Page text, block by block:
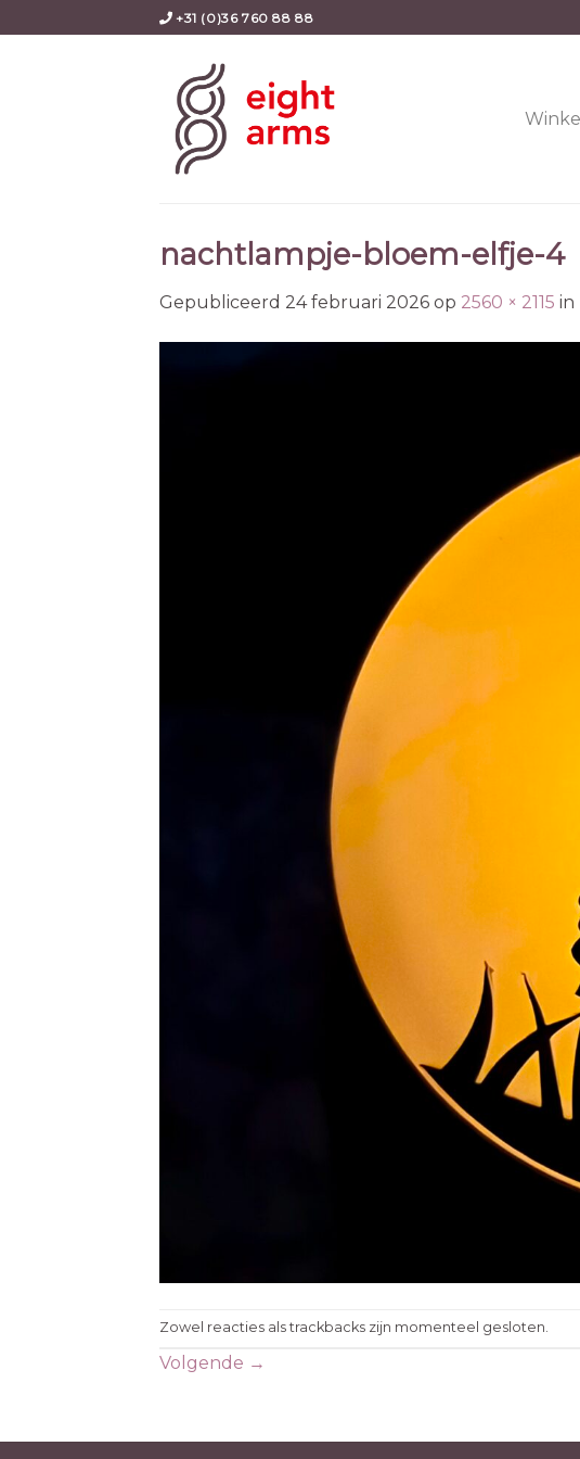
to
+31 (0)36 760 88 88
Winkel
nachtlampje-bloem-elfje-4
Gepubliceerd 24 februari 2026 op 2560 × 2115 in
Zowel reacties als trackbacks zijn momenteel gesloten.
Volgende →